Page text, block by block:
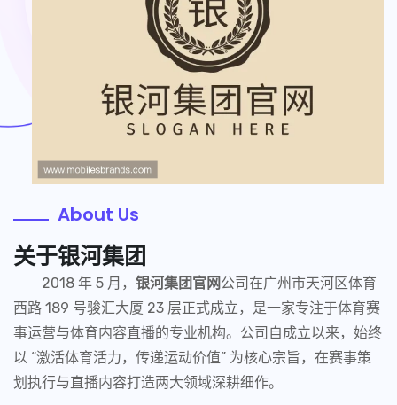
About Us
关于银河集团
2018 年 5 月， 银河集团官网公司在广州市天河区体育
西路 189 号骏汇大厦 23 层正式成立，是一家专注于体育赛
事运营与体育内容直播的专业机构。公司自成立以来，始终
以 “激活体育活力，传递运动价值” 为核心宗旨，在赛事策
划执行与直播内容打造两大领域深耕细作。